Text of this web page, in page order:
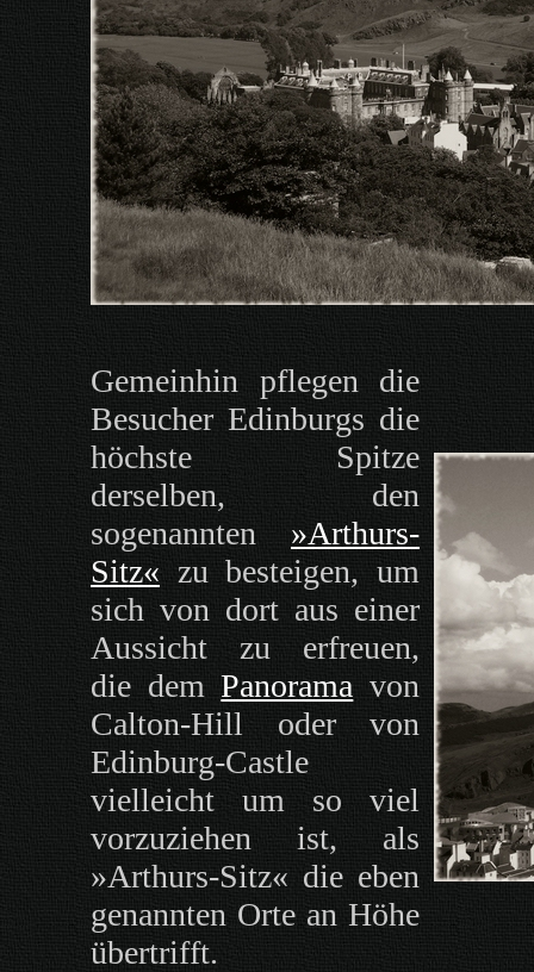
Gemeinhin pflegen die
Besucher Edinburgs die
höchste Spitze
derselben, den
sogenannten »Arthurs-
Sitz«zu besteigen, um
sich von dort aus einer
Aussicht zu erfreuen,
die demPanorama von
Calton-Hill oder von
Edinburg-Castle
vielleicht um so viel
vorzuziehen ist, als
»Arthurs-Sitz« die eben
genannten Orte an Höhe
übertrifft.